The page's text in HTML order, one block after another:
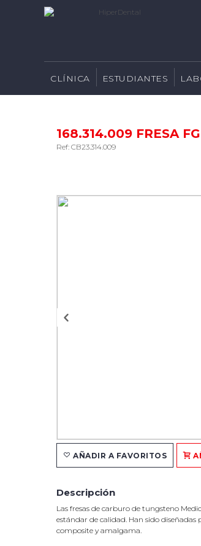
CLÍNICA ESTUDIANTES
168.314.009 FRESA
Ref: CB23.314.009
AÑADIR A FAVORITOS
Descripción
Las fresas de carburo de tungsteno
estándar de calidad. Han sido
composite y amalgama.